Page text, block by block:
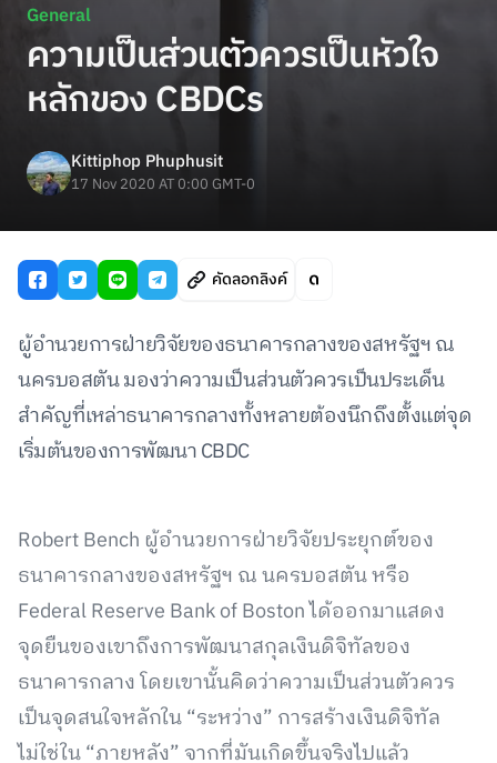
General
ความเป็นส่วนตัวควรเป็นหัวใจ
หลักของ CBDCs
Kittiphop Phuphusit
17 Nov 2020 AT 0:00 GMT-0
คัดลอกลิงค์
ผู้อำนวยการฝ่ายวิจัยของธนาคารกลางของสหรัฐฯ ณ
นครบอสตัน มองว่าความเป็นส่วนตัวควรเป็นประเด็น
สำคัญที่เหล่าธนาคารกลางทั้งหลายต้องนึกถึงตั้งแต่จุด
เริ่มต้นของการพัฒนา CBDC
Robert Bench ผู้อำนวยการฝ่ายวิจัยประยุกต์ของ
ธนาคารกลางของสหรัฐฯ ณ นครบอสตัน หรือ
Federal Reserve Bank of Boston ได้ออกมาแสดง
จุดยืนของเขาถึงการพัฒนาสกุลเงินดิจิทัลของ
ธนาคารกลาง โดยเขานั้นคิดว่าความเป็นส่วนตัวควร
เป็นจุดสนใจหลักใน “ระหว่าง” การสร้างเงินดิจิทัล
ไม่ใช่ใน “ภายหลัง” จากที่มันเกิดขึ้นจริงไปแล้ว